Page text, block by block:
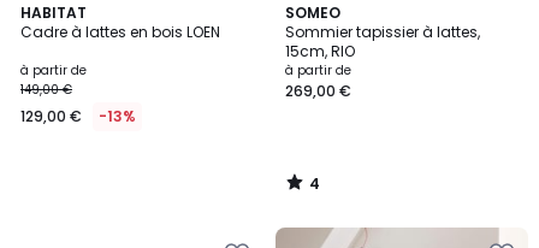
HABITAT
Cadre à lattes en bois LOEN
à partir de
149,00 €
129,00 € -13%
SOMEO
Sommier tapissier à lattes,
15cm, RIO
à partir de
269,00 €
4
/
5
4
/